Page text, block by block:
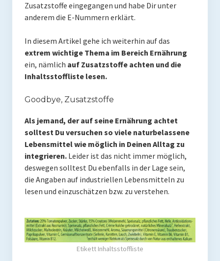
Coaching
Rezepte
Brainfood
Fleisch und Geflügel
Frühstück
Gemüse
Getränke und Smoothies
Hauptgerichte
Innereien
Zusatzstoffe eingegangen und habe Dir unter
anderem die E-Nummern erklärt.
In diesem Artikel gehe ich weiterhin auf das
extrem wichtige Thema im Bereich Ernährung
ein, nämlich auf Zusatzstoffe achten und die
Inhaltsstoffliste lesen.
Goodbye, Zusatzstoffe
Als jemand, der auf seine Ernährung achtet
solltest Du versuchen so viele naturbelassene
Lebensmittel wie möglich in Deinen Alltag zu
integrieren.Leider ist das nicht immer möglich,
deswegen solltest Du ebenfalls in der Lage sein,
die Angaben auf industriellen Lebensmitteln zu
lesen und einzuschätzen bzw. zu verstehen.
Etikett Inhaltsstoffliste